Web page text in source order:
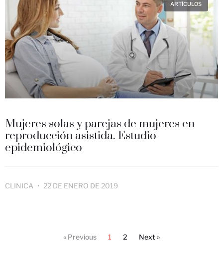
ARTÍCULOS
Mujeres solas y parejas de mujeres en
reproducción asistida. Estudio
epidemiológico
CLINICA 22 DE ENERO DE 2019
« Previous 1 2 Next »